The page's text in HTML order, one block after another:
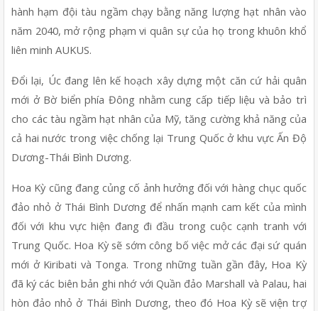
hành hạm đội tàu ngầm chạy bằng năng lượng hạt nhân vào
năm 2040, mở rộng phạm vi quân sự của họ trong khuôn khổ
liên minh AUKUS.
Đổi lại, Úc đang lên kế hoạch xây dựng một căn cứ hải quân
mới ở Bờ biển phía Đông nhằm cung cấp tiếp liệu và bảo trì
cho các tàu ngầm hạt nhân của Mỹ, tăng cường khả năng của
cả hai nước trong việc chống lại Trung Quốc ở khu vực Ấn Độ
Dương-Thái Bình Dương.
Hoa Kỳ cũng đang củng cố ảnh hưởng đối với hàng chục quốc
đảo nhỏ ở Thái Bình Dương để nhấn mạnh cam kết của mình
đối với khu vực hiện đang đi đầu trong cuộc cạnh tranh với
Trung Quốc. Hoa Kỳ sẽ sớm công bố việc mở các đại sứ quán
mới ở Kiribati và Tonga. Trong những tuần gần đây, Hoa Kỳ
đã ký các biên bản ghi nhớ với Quần đảo Marshall và Palau, hai
hòn đảo nhỏ ở Thái Bình Dương, theo đó Hoa Kỳ sẽ viện trợ